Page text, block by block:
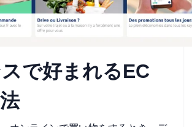
で好まれるEC